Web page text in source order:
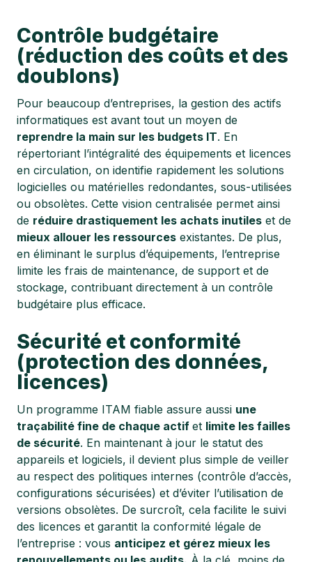
Contrôle budgétaire
(réduction des coûts et des
doublons)
Pour beaucoup d’entreprises, la gestion des actifs
informatiques est avant tout un moyen de
reprendre la main sur les budgets IT. En
répertoriant l’intégralité des équipements et licences
en circulation, on identifie rapidement les solutions
logicielles ou matérielles redondantes, sous-utilisées
ou obsolètes. Cette vision centralisée permet ainsi
de réduire drastiquement les achats inutiles et de
mieux allouer les ressources existantes. De plus,
en éliminant le surplus d’équipements, l’entreprise
limite les frais de maintenance, de support et de
stockage, contribuant directement à un contrôle
budgétaire plus efficace.
Sécurité et conformité
(protection des données,
licences)
Un programme ITAM fiable assure aussi une
traçabilité fine de chaque actif et limite les failles
de sécurité. En maintenant à jour le statut des
appareils et logiciels, il devient plus simple de veiller
au respect des politiques internes (contrôle d’accès,
configurations sécurisées) et d’éviter l’utilisation de
versions obsolètes. De surcroît, cela facilite le suivi
des licences et garantit la conformité légale de
l’entreprise : vous anticipez et gérez mieux les